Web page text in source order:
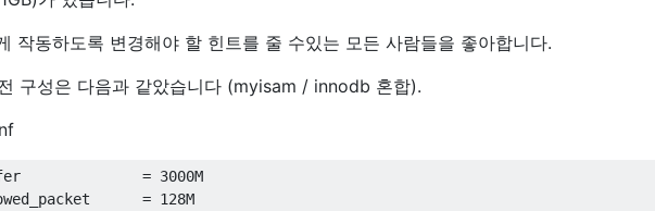
작동하도록 변경해야 할 힌트를 줄 수있는 모든 사람들을 좋아합니다.
구성은 다음과 같았습니다 (myisam / innodb 혼합).
= 3000M
= 128M